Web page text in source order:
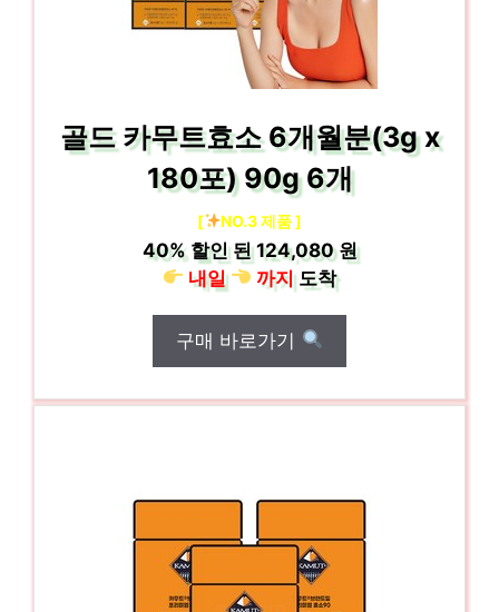
골드 카무트효소 6개월분(3g x
180포) 90g 6개
[ NO.3 제품 ]
40%할인 된124,080 원
내일
까지도착
구매 바로가기